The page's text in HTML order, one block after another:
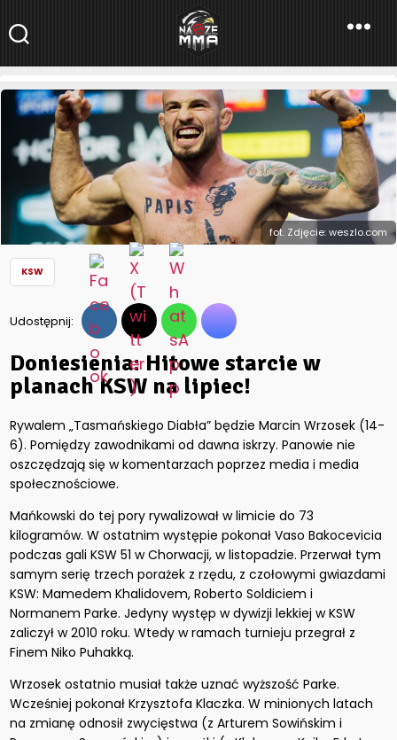
NaszeMMA
NaszeMMA.pl»Aktualności»Polskie MMA» KSW»Doniesienia:
Hitowe starcie w planach KSW na lipiec!
fot. Zdjęcie: weszlo.com
KSW
Udostępnij:
Doniesienia: Hitowe starcie w
planach KSW na lipiec!
Rywalem „Tasmańskiego Diabła” będzie Marcin Wrzosek (14-
6). Pomiędzy zawodnikami od dawna iskrzy. Panowie nie
oszczędzają się w komentarzach poprzez media i media
społecznościowe.
Mańkowski do tej pory rywalizował w limicie do 73
kilogramów. W ostatnim występie pokonał Vaso Bakocevicia
podczas gali KSW 51 w Chorwacji, w listopadzie. Przerwał tym
samym serię trzech porażek z rzędu, z czołowymi gwiazdami
KSW: Mamedem Khalidovem, Roberto Soldiciem i
Normanem Parke. Jedyny występ w dywizji lekkiej w KSW
zaliczył w 2010 roku. Wtedy w ramach turnieju przegrał z
Finem Niko Puhakką.
Wrzosek ostatnio musiał także uznać wyższość Parke.
Wcześniej pokonał Krzysztofa Klaczka. W minionych latach
na zmianę odnosił zwycięstwa (z Arturem Sowińskim i